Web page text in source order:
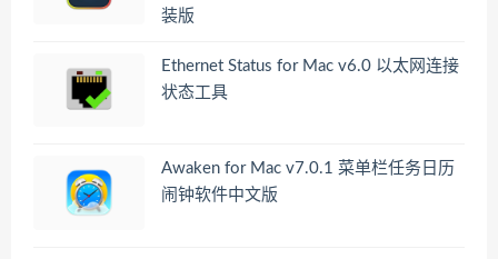
装版
Ethernet Status for Mac v6.0 以太网连接
状态工具
Awaken for Mac v7.0.1 菜单栏任务日历
闹钟软件中文版